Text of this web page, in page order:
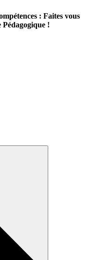
: Faites vous
!